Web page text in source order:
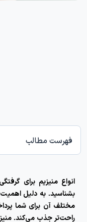
فهرست مطالب
انواع منیزیم برای
بشناسید. به دلیل
مختلف آن برای شما